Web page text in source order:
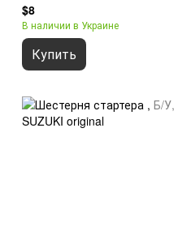
$8
В наличии в Украине
Купить